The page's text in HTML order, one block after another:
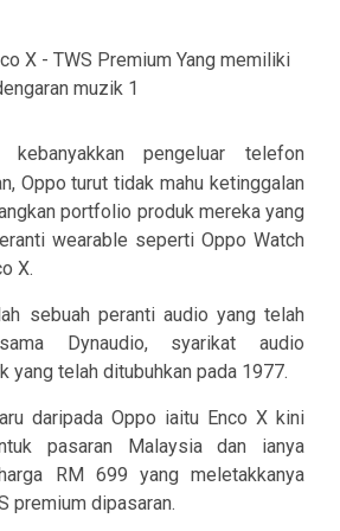
kebanyakkan pengeluar telefon
Oppo turut tidak mahu ketinggalan
portfolio produk mereka yang
wearable seperti Oppo Watch
X.
sebuah peranti audio yang telah
Dynaudio, syarikat audio
yang telah ditubuhkan pada 1977.
daripada Oppo iaitu Enco X kini
pasaran Malaysia dan ianya
RM 699 yang meletakkanya
premium dipasaran.